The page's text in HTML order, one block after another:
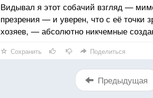
Видывал я этот собачий взгляд —
презрения — и уверен, что с её точки
хозяев, — абсолютно никчемные
Сохранить Поделиться
Предыдущая